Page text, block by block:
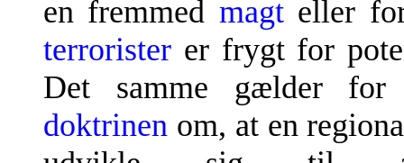
en fremmed magteller
terrorister er frygt for
Det samme gælder
doktrinen om, at en